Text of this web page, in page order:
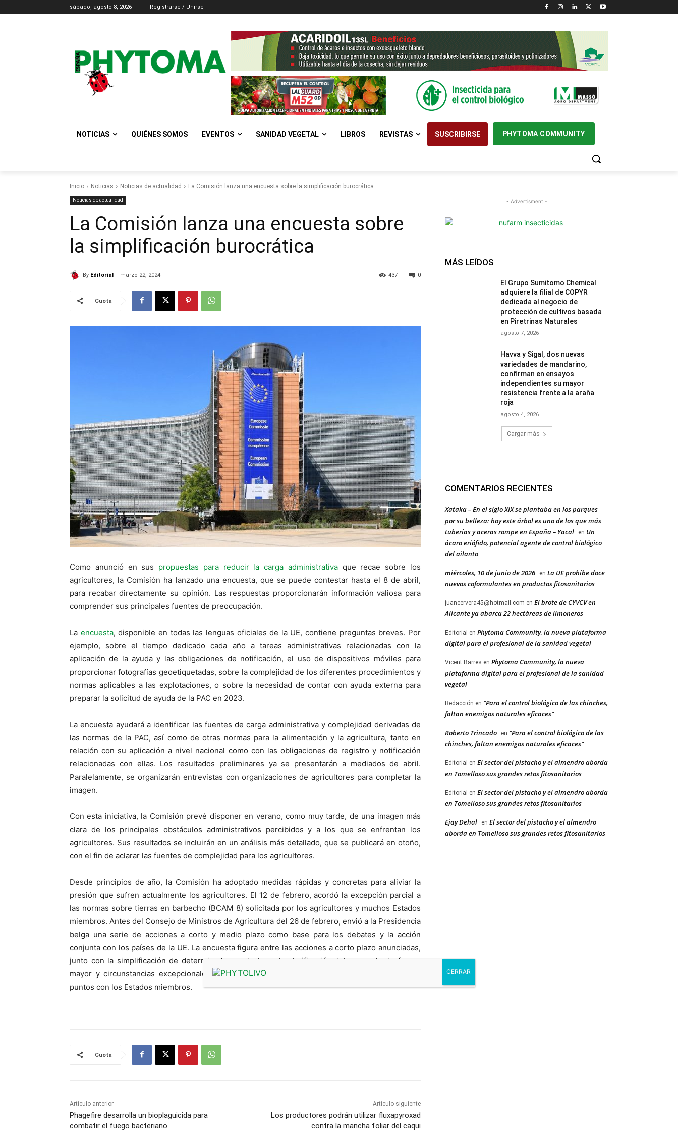
sábado, agosto 8, 2026 Registrarse / Unirse
NOTICIAS QUIÉNES SOMOS EVENTOS SANIDAD VEGETAL LIBROS REVISTAS SUSCRIBIRSE PHYTOMA COMMUNITY
Inicio Noticias Noticias de actualidad La Comisión lanza una encuesta sobre la simplificación burocrática
Noticias de actualidad
La Comisión lanza una encuesta sobre
la simplificación burocrática
By Editorial marzo 22, 2024 0
437
Cuota
Como anunció en sus propuestas para reducir la carga administrativaque recae sobre los
agricultores, la Comisión ha lanzado una encuesta, que se puede contestar hasta el 8 de abril,
para recabar directamente su opinión. Las respuestas proporcionarán información valiosa para
comprender sus principales fuentes de preocupación.
La encuesta, disponible en todas las lenguas oficiales de la UE, contiene preguntas breves. Por
ejemplo, sobre el tiempo dedicado cada año a tareas administrativas relacionadas con la
aplicación de la ayuda y las obligaciones de notificación, el uso de dispositivos móviles para
proporcionar fotografías geoetiquetadas, sobre la complejidad de los diferentes procedimientos y
normas aplicables a las explotaciones, o sobre la necesidad de contar con ayuda externa para
preparar la solicitud de ayuda de la PAC en 2023.
La encuesta ayudará a identificar las fuentes de carga administrativa y complejidad derivadas de
las normas de la PAC, así como de otras normas para la alimentación y la agricultura, tanto en
relación con su aplicación a nivel nacional como con las obligaciones de registro y notificación
relacionadas con ellas. Los resultados preliminares ya se presentarán a mediados de abril.
Paralelamente, se organizarán entrevistas con organizaciones de agricultores para completar la
imagen.
Con esta iniciativa, la Comisión prevé disponer en verano, como muy tarde, de una imagen más
clara de los principales obstáculos administrativos percibidos y a los que se enfrentan los
agricultores. Sus resultados se incluirán en un análisis más detallado, que se publicará en otoño,
con el fin de aclarar las fuentes de complejidad para los agricultores.
Desde principios de año, la Comisión ha adoptado medidas rápidas y concretas para aliviar la
presión que sufren actualmente los agricultores. El 12 de febrero, acordó la excepción parcial a
las normas sobre tierras en barbecho (BCAM 8) solicitada por los agricultores y muchos Estados
miembros. Antes del Consejo de Ministros de Agricultura del 26 de febrero, envió a la Presidencia
belga una serie de acciones a corto y medio plazo como base para los debates y la acción
conjunta con los países de la UE. La encuesta figura entre las acciones a corto plazo anunciadas,
junto con la simplificación de determinados controles y la clarificación del concepto de fuerza
mayor y circunstancias excepcionales. Ya se han celebrado debates sobre estos dos últimos
puntos con los Estados miembros.
Cuota
Artículo anterior
Phagefire desarrolla un bioplaguicida para
combatir el fuego bacteriano
Artículo siguiente
Los productores podrán utilizar fluxapyroxad
contra la mancha foliar del caqui
- Advertisment -
MÁS LEÍDOS
El Grupo Sumitomo Chemical
adquiere la filial de COPYR
dedicada al negocio de
protección de cultivos basada
en Piretrinas Naturales
agosto 7, 2026
Havva y Sigal, dos nuevas
variedades de mandarino,
confirman en ensayos
independientes su mayor
resistencia frente a la araña
roja
agosto 4, 2026
Cargar más
COMENTARIOS RECIENTES
Xataka – En el siglo XIX se plantaba en los parques
por su belleza: hoy este árbol es uno de los que más
tuberías y aceras rompe en España – Yacal
en Un
ácaro eriófido, potencial agente de control biológico
del ailanto
miércoles, 10 de junio de 2026 en La UE prohíbe doce
nuevos coformulantes en productos fitosanitarios
juancervera45@hotmail.com en El brote de CYVCV en
Alicante ya abarca 22 hectáreas de limoneros
Editorial en Phytoma Community, la nueva plataforma
digital para el profesional de la sanidad vegetal
Vicent Barres en Phytoma Community, la nueva
plataforma digital para el profesional de la sanidad
vegetal
Redacción en “Para el control biológico de las chinches,
faltan enemigos naturales eficaces”
Roberto Trincado en “Para el control biológico de las
chinches, faltan enemigos naturales eficaces”
Editorial en El sector del pistacho y el almendro aborda
en Tomelloso sus grandes retos fitosanitarios
Editorial en El sector del pistacho y el almendro aborda
en Tomelloso sus grandes retos fitosanitarios
Ejay Dehal en El sector del pistacho y el almendro
aborda en Tomelloso sus grandes retos fitosanitarios